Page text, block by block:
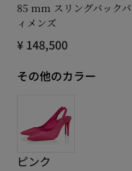
85 mm スリングバック
ィメンズ
¥ 148,500
その他のカラー
ピンク